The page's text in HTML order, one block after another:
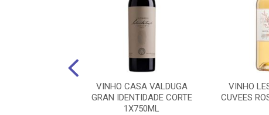
VINHO CASA VALDUGA
GRAN IDENTIDADE CORTE
1X750ML
VINHO
CUVEES